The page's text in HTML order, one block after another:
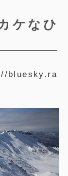
ケなひ
bluesky.ra